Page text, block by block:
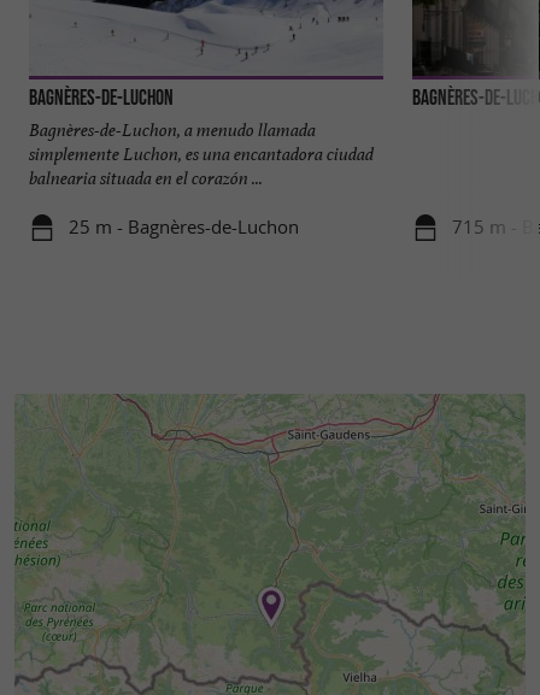
Bagnères-de-Luchon
Bagnères-de-Luchon, a menudo llamada
simplemente Luchon, es una encantadora ciudad
balnearia situada en el corazón ...
25 m - Bagnères-de-Luchon
Bagnères-de-
715 m -